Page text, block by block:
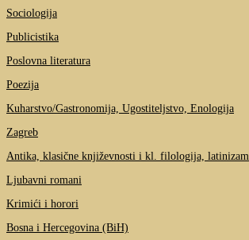
Sociologija
Publicistika
Poslovna literatura
Poezija
Kuharstvo/Gastronomija, Ugostiteljstvo, Enologija
Zagreb
Antika, klasične književnosti i kl. filologija, latinizam
Ljubavni romani
Krimići i horori
Bosna i Hercegovina (BiH)